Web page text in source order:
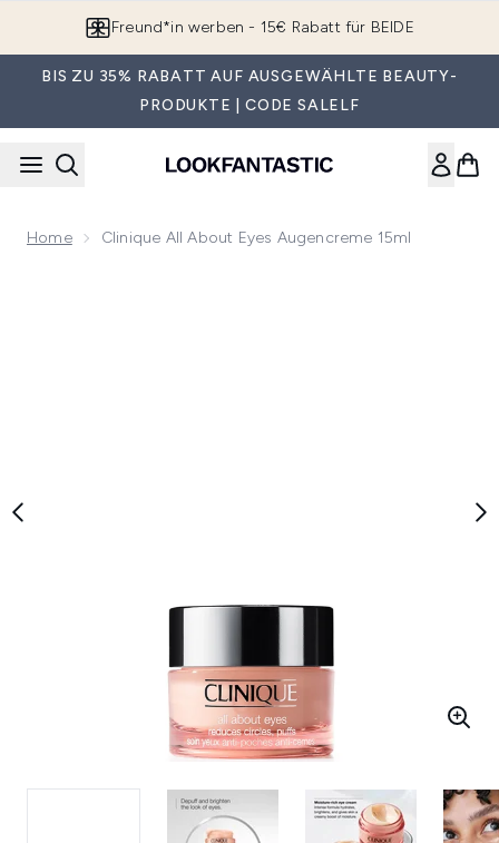
Freund*in werben - 15€ Rabatt für BEIDE
BIS ZU 35% RABATT AUF AUSGEWÄHLTE BEAUTY-
PRODUKTE | CODE SALELF
Home Clinique All About Eyes Augencreme 15ml